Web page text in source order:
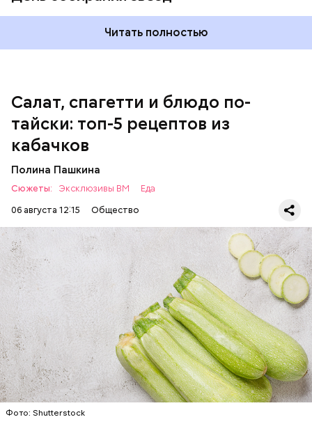
Читать полностью
Салат, спагетти и блюдо по-
тайски: топ-5 рецептов из
кабачков
Полина Пашкина
Сюжеты: Эксклюзивы ВМ
Еда
06 августа 12:15
Общество
Фото: Shutterstock
Ингредиенты:
ЕДА ОВОЩИ РЕЦЕПТЫ
Фото: Shutterstock
Однако диетолог предупредила: не для всех дыня
может быть полезна. В первую очередь ее стоит
есть с осторожностью людям: